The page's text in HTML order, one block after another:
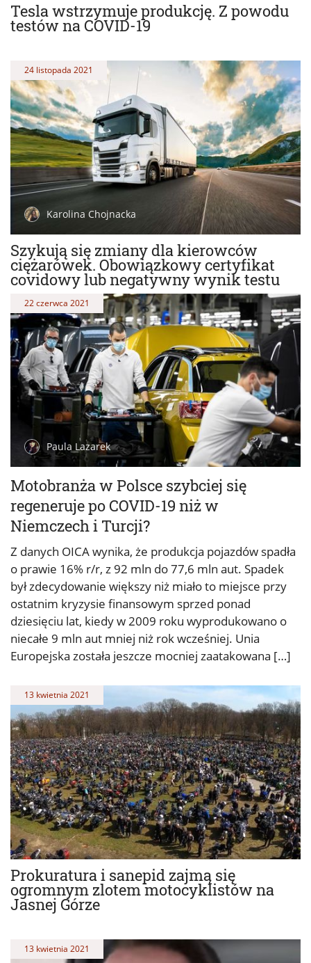
Tesla wstrzymuje produkcję. Z powodu
testów na COVID-19
Szykują się zmiany dla kierowców
ciężarówek. Obowiązkowy certyfikat
covidowy lub negatywny wynik testu
24 listopada 2021
Karolina Chojnacka
Motobranża w Polsce szybciej się
regeneruje po COVID-19 niż w
Niemczech i Turcji?
22 czerwca 2021
Paula Lazarek
Z danych OICA wynika, że produkcja pojazdów spadła
o prawie 16% r/r, z 92 mln do 77,6 mln aut. Spadek
był zdecydowanie większy niż miało to miejsce przy
ostatnim kryzysie finansowym sprzed ponad
dziesięciu lat, kiedy w 2009 roku wyprodukowano o
niecałe 9 mln aut mniej niż rok wcześniej. Unia
Europejska została jeszcze mocniej zaatakowana […]
Prokuratura i sanepid zajmą się
ogromnym zlotem motocyklistów na
Jasnej Górze
13 kwietnia 2021
13 kwietnia 2021